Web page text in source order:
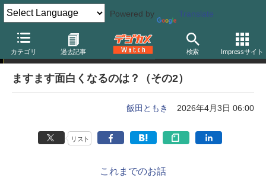
Powered by Translate
カテゴリ 過去記事 検索 Impressサイト
カメラバカにつける薬 in デジカメ Watch
ますます面白くなるのは？（その2）
飯田ともき 2026年4月3日 06:00
リスト
これまでのお話